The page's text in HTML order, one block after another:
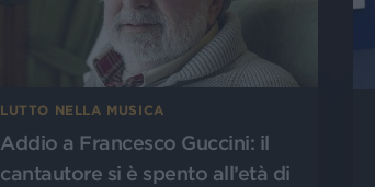
LUTTO NELLA MUSICA
Addio a Francesco Guccini: il
cantautore si è spento all’età di